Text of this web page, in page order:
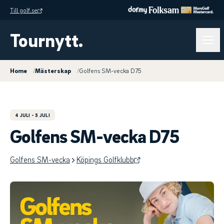
Till golf.se
Tournytt.
Home /Mästerskap /Golfens SM-vecka D75
4 JULI - 5 JULI
Golfens SM-vecka D75
Golfens SM-vecka Köpings Golfklubb